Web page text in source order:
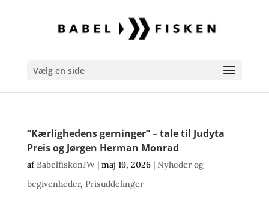
Vælg en side
“Kærlighedens gerninger” – tale til Judyta
Preis og Jørgen Herman Monrad
afBabelfiskenJW| maj 19, 2026| Nyheder og
begivenheder, Prisuddelinger